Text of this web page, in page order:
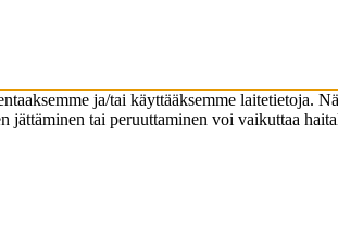
ja/tai käyttääksemme laitetietoja.
jättäminen tai peruuttaminen voi vaikuttaa